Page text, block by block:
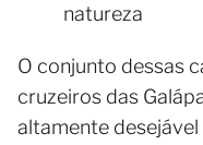
natureza
O conjunto dessas
cruzeiros das
altamente